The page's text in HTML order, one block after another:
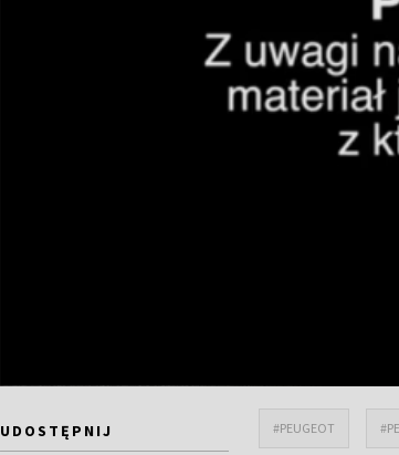
UDOSTĘPNIJ #PEUGEOT